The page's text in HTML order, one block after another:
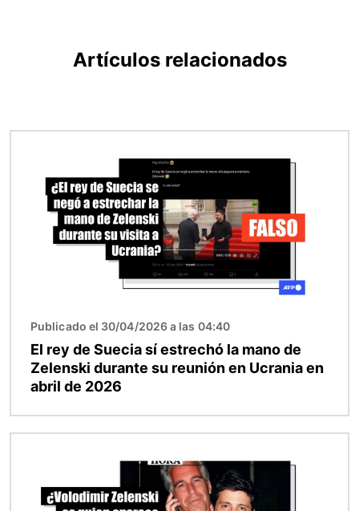
Artículos relacionados
Publicado el 30/04/2026 a las 04:40
El rey de Suecia sí estrechó la mano de
Zelenski durante su reunión en Ucrania en
abril de 2026